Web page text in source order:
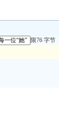
限76 字节